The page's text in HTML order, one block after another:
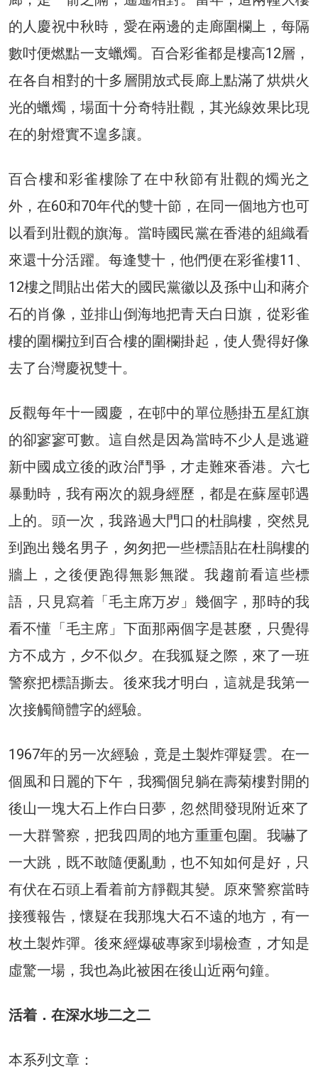
的人慶祝中秋時，愛在兩邊的走廊圍欄上，每隔
數吋便燃點一支蠟燭。百合彩雀都是樓高12層，
在各自相對的十多層開放式長廊上點滿了烘烘火
光的蠟燭，場面十分奇特壯觀，其光線效果比現
在的射燈實不遑多讓。
百合樓和彩雀樓除了在中秋節有壯觀的燭光之
外，在60和70年代的雙十節，在同一個地方也可
以看到壯觀的旗海。當時國民黨在香港的組織看
來還十分活躍。每逢雙十，他們便在彩雀樓11、
12樓之間貼出偌大的國民黨徽以及孫中山和蔣介
石的肖像，並排山倒海地把青天白日旗，從彩雀
樓的圍欄拉到百合樓的圍欄掛起，使人覺得好像
去了台灣慶祝雙十。
反觀每年十一國慶，在邨中的單位懸掛五星紅旗
的卻寥寥可數。這自然是因為當時不少人是逃避
新中國成立後的政治鬥爭，才走難來香港。六七
暴動時，我有兩次的親身經歷，都是在蘇屋邨遇
上的。頭一次，我路過大門口的杜鵑樓，突然見
到跑出幾名男子，匆匆把一些標語貼在杜鵑樓的
牆上，之後便跑得無影無蹤。我趨前看這些標
語，只見寫着「毛主席万岁」幾個字，那時的我
看不懂「毛主席」下面那兩個字是甚麼，只覺得
方不成方，夕不似夕。在我狐疑之際，來了一班
警察把標語撕去。後來我才明白，這就是我第一
次接觸簡體字的經驗。
1967年的另一次經驗，竟是土製炸彈疑雲。在一
個風和日麗的下午，我獨個兒躺在壽菊樓對開的
後山一塊大石上作白日夢，忽然間發現附近來了
一大群警察，把我四周的地方重重包圍。我嚇了
一大跳，既不敢隨便亂動，也不知如何是好，只
有伏在石頭上看着前方靜觀其變。原來警察當時
接獲報告，懷疑在我那塊大石不遠的地方，有一
枚土製炸彈。後來經爆破專家到場檢查，才知是
虛驚一場，我也為此被困在後山近兩句鐘。
活着．在深水埗二之二
本系列文章：